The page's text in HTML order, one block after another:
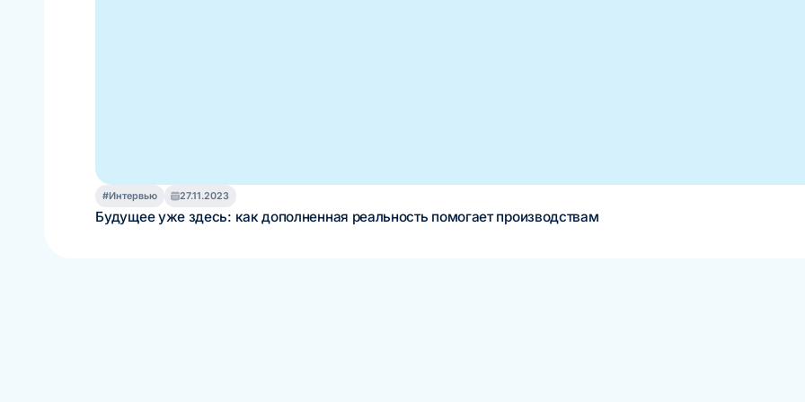
#Интервью 27.11.2023
Будущее уже здесь: как дополненная реальность помогает производствам